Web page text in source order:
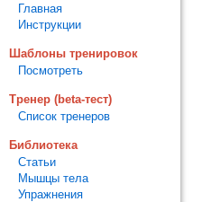
Главная
Инструкции
Шаблоны тренировок
Посмотреть
Тренер (beta-тест)
Список тренеров
Библиотека
Статьи
Мышцы тела
Упражнения